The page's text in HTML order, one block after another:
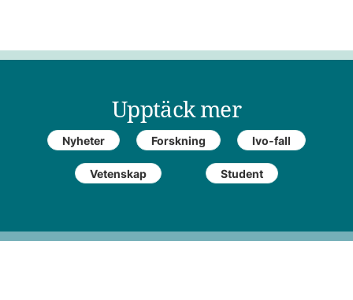
Upptäck mer
Nyheter Forskning Ivo-fall
Vetenskap Student